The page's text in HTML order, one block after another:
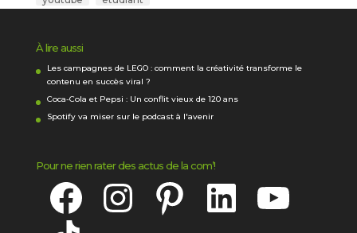
À lire aussi
Les campagnes de LEGO : comment la créativité transforme le
contenu en succès viral ?
Coca-Cola et Pepsi : Un conflit vieux de 120 ans
Spotify va miser sur le podcast à l'avenir
Pour ne rien rater des actus de la com’!
Facebook Pinterest
TikTok